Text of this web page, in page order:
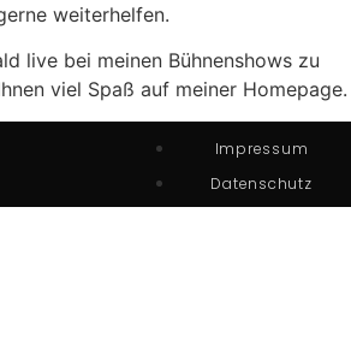
weiterhelfen.
live bei meinen Bühnenshows zu
viel Spaß auf meiner Homepage.
Impressum
Datenschutz